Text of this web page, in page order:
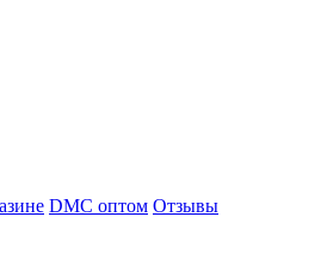
DMC оптом Отзывы